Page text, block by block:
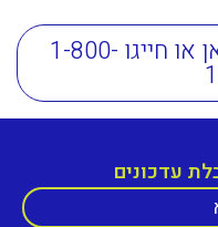
להתאמה אישית לחצו כאן או חייגו 1-800-
עדכונים